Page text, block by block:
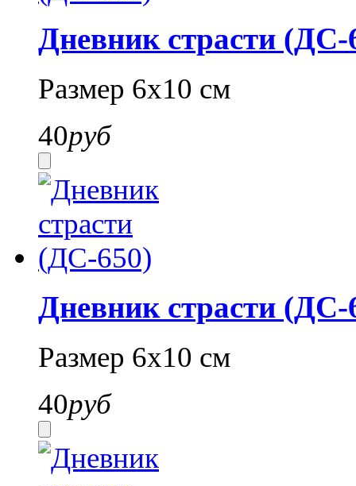
Дневник страсти (ДС-
Размер 6х10 см
40руб
Дневник страсти (ДС-
Размер 6х10 см
40руб